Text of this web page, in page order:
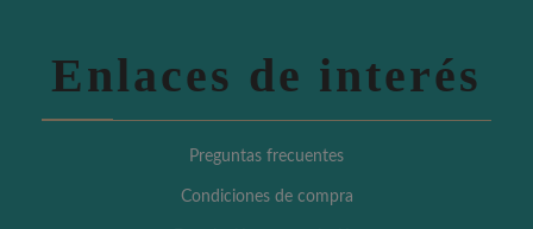
Enlaces de interés
Preguntas frecuentes
Condiciones de compra